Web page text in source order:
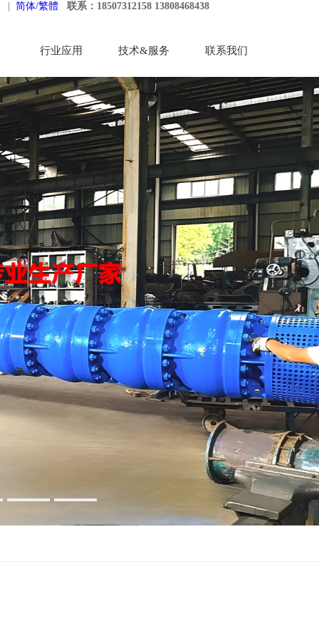
简体/繁體 联系：18507312158 13808468438
行业应用 技术&服务 联系我们